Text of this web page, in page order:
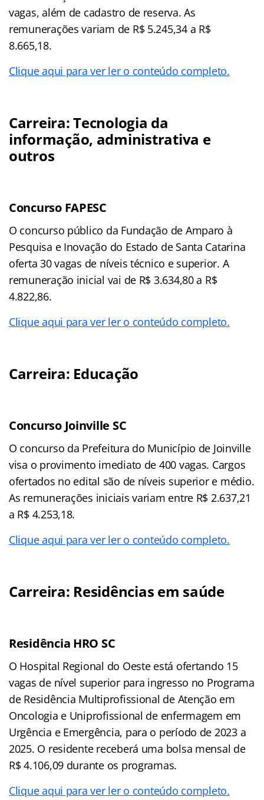
vagas, além de cadastro de reserva. As
remunerações variam de R$ 5.245,34 a R$
8.665,18.
Clique aqui para ver ler o conteúdo completo.
Carreira: Tecnologia da
informação, administrativa e
outros
Concurso FAPESC
O concurso público da Fundação de Amparo à
Pesquisa e Inovação do Estado de Santa Catarina
oferta 30 vagas de níveis técnico e superior. A
remuneração inicial vai de R$ 3.634,80 a R$
4.822,86.
Clique aqui para ver ler o conteúdo completo.
Carreira: Educação
Concurso Joinville SC
O concurso da Prefeitura do Município de Joinville
visa o provimento imediato de 400 vagas. Cargos
ofertados no edital são de níveis superior e médio.
As remunerações iniciais variam entre R$ 2.637,21
a R$ 4.253,18.
Clique aqui para ver ler o conteúdo completo.
Carreira: Residências em saúde
Residência HRO SC
O Hospital Regional do Oeste está ofertando 15
vagas de nível superior para ingresso no Programa
de Residência Multiprofissional de Atenção em
Oncologia e Uniprofissional de enfermagem em
Urgência e Emergência, para o período de 2023 a
2025. O residente receberá uma bolsa mensal de
R$ 4.106,09 durante os programas.
Clique aqui para ver ler o conteúdo completo.